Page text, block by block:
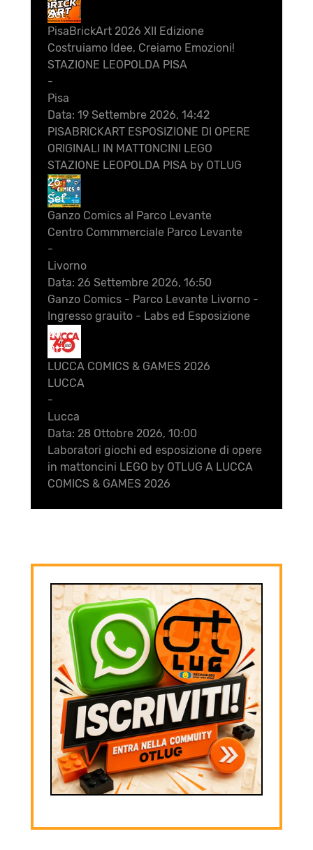
Set
PisaBrickArt 2026 XII Edizione
Costruiamo Idee, Creiamo Emozioni!
STAZIONE LEOPOLDA PISA
-
Pisa
Data: 19 Settembre 2026, 14:42
PISABRICKART ESPOSIZIONE DI OPERE
ORIGINALI IN MATTONCINI LEGO
STAZIONE LEOPOLDA PISA by OTLUG
26
Set
Ganzo Comics al Parco Levante
Centro Commmerciale Parco Levante
-
Livorno
Data: 26 Settembre 2026, 16:50
Ganzo Comics - Parco Levante Livorno -
Ingresso grauito - Labs ed Esposizione
28
Ott
LUCCA COMICS & GAMES 2026
LUCCA
-
Lucca
Data: 28 Ottobre 2026, 10:00
Laboratori giochi ed esposizione di opere
in mattoncini LEGO by OTLUG A LUCCA
COMICS & GAMES 2026